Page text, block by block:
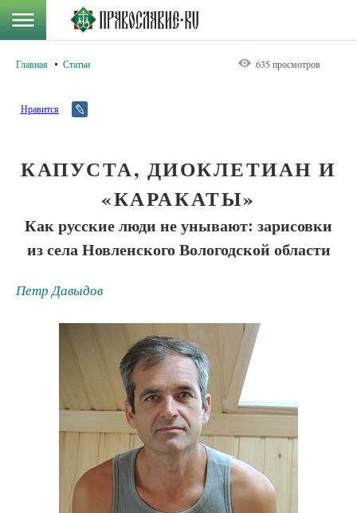
Главная Статьи 635 просмотров
Нравится
КАПУСТА, ДИОКЛЕТИАН И
«КАРАКАТЫ»
Как русские люди не унывают: зарисовки
из села Новленского Вологодской области
Петр Давыдов